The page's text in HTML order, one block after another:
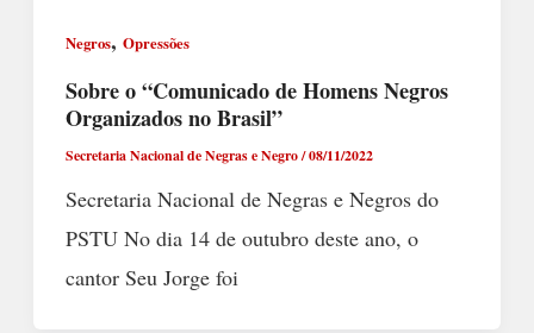
Negros, Opressões
Sobre o “Comunicado de Homens Negros
Organizados no Brasil”
Secretaria Nacional de Negras e Negro/08/11/2022
Secretaria Nacional de Negras e Negros do
PSTU No dia 14 de outubro deste ano, o
cantor Seu Jorge foi